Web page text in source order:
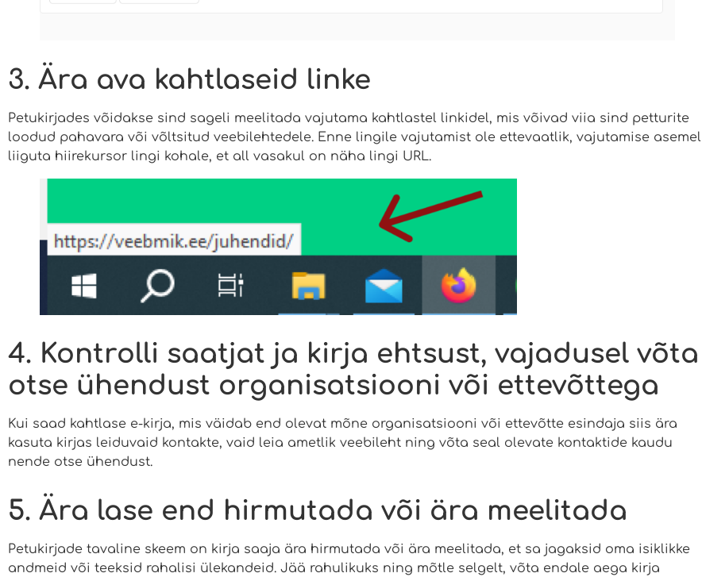
3. Ära ava kahtlaseid linke
Petukirjades võidakse sind sageli meelitada vajutama kahtlastel linkidel, mis võivad viia sind petturite
loodud pahavara või võltsitud veebilehtedele. Enne lingile vajutamist ole ettevaatlik, vajutamise asemel
liiguta hiirekursor lingi kohale, et all vasakul on näha lingi URL.
4. Kontrolli saatjat ja kirja ehtsust, vajadusel võta
otse ühendust organisatsiooni või ettevõttega
Kui saad kahtlase e-kirja, mis väidab end olevat mõne organisatsiooni või ettevõtte esindaja siis ära
kasuta kirjas leiduvaid kontakte, vaid leia ametlik veebileht ning võta seal olevate kontaktide kaudu
nende otse ühendust.
5. Ära lase end hirmutada või ära meelitada
Petukirjade tavaline skeem on kirja saaja ära hirmutada või ära meelitada, et sa jagaksid oma isiklikke
andmeid või teeksid rahalisi ülekandeid. Jää rahulikuks ning mõtle selgelt, võta endale aega kirja